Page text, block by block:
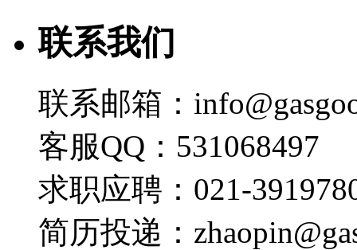
联系我们
联系邮箱：
客服QQ：531068497
求职应聘：021-
简历投递：